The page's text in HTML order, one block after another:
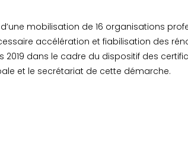
d’une mobilisation de 16 organisations
accélération et fiabilisation des
dans le cadre du dispositif des
et le secrétariat de cette démarche.